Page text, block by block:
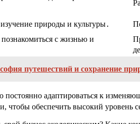
природы и культуры․
с жизнью и
путешествий и сохранение
постоянно адаптироваться к
обеспечить высокий уровень